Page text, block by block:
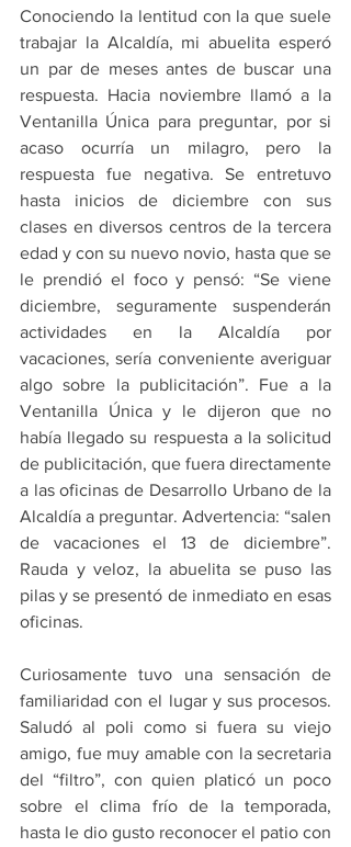
Conociendo la lentitud con la que suele
trabajar la Alcaldía, mi abuelita esperó
un par de meses antes de buscar una
respuesta. Hacia noviembre llamó a la
Ventanilla Única para preguntar, por si
acaso ocurría un milagro, pero la
respuesta fue negativa. Se entretuvo
hasta inicios de diciembre con sus
clases en diversos centros de la tercera
edad y con su nuevo novio, hasta que se
le prendió el foco y pensó: “Se viene
diciembre, seguramente suspenderán
actividades en la Alcaldía por
vacaciones, sería conveniente averiguar
algo sobre la publicitación”. Fue a la
Ventanilla Única y le dijeron que no
había llegado su respuesta a la solicitud
de publicitación, que fuera directamente
a las oficinas de Desarrollo Urbano de la
Alcaldía a preguntar. Advertencia: “salen
de vacaciones el 13 de diciembre”.
Rauda y veloz, la abuelita se puso las
pilas y se presentó de inmediato en esas
oficinas.
Curiosamente tuvo una sensación de
familiaridad con el lugar y sus procesos.
Saludó al poli como si fuera su viejo
amigo, fue muy amable con la secretaria
del “filtro”, con quien platicó un poco
sobre el clima frío de la temporada,
hasta le dio gusto reconocer el patio con